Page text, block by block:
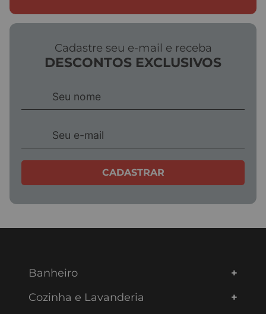
Cadastre seu e-mail e receba
DESCONTOS EXCLUSIVOS
CADASTRAR
Banheiro
Cozinha e Lavanderia